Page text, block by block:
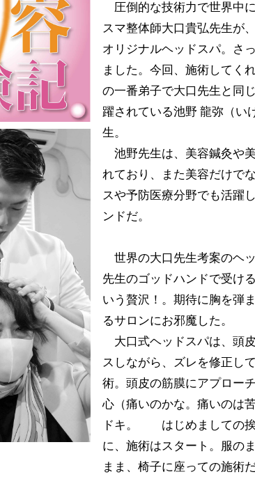
圧倒的な技術力で世界中
スマ整体師大口貴弘先生が
オリジナルヘッドスパ。さ
ました。今回、施術してく
の一番弟子で大口先生と同
躍されている池野 龍弥（い
生。
池野先生は、美容鍼灸や
れており、また美容だけで
スや予防医療分野でも活躍
ンドだ。
世界の大口先生考案のヘ
先生のゴッドハンドで受け
いう贅沢！。期待に胸を弾
るサロンにお邪魔した。
大口式ヘッドスパは、頭
スしながら、ズレを修正し
術。頭皮の筋膜にアプロー
心（痛いのかな。痛いのは
ドキ。 はじめましての挨
に、施術はスタート。服の
まま、椅子に座っての施術だ